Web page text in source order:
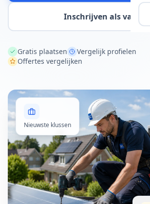
Inschrijven als vakman
Gratis plaatsen
Vergelijk profielen
Offertes vergelijken
Nieuwste klussen